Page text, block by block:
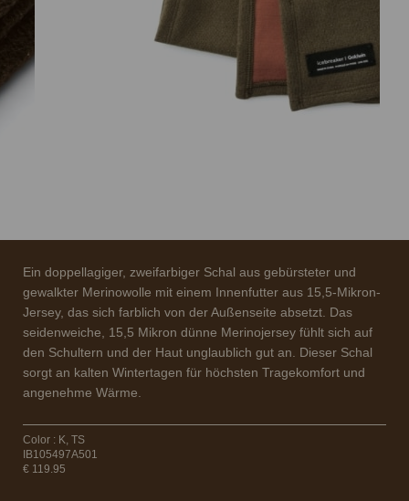
Ein doppellagiger, zweifarbiger Schal aus gebürsteter und
gewalkter Merinowolle mit einem Innenfutter aus 15,5-Mikron-
Jersey, das sich farblich von der Außenseite absetzt. Das
seidenweiche, 15,5 Mikron dünne Merinojersey fühlt sich auf
den Schultern und der Haut unglaublich gut an. Dieser Schal
sorgt an kalten Wintertagen für höchsten Tragekomfort und
angenehme Wärme.
Color : K, TS
IB105497A501
€ 119.95